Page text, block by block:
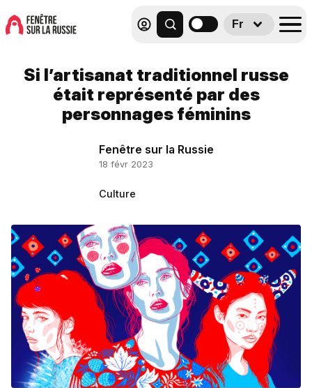
Fr
Si l’artisanat traditionnel russe
était représenté par des
personnages féminins
Fenêtre sur la Russie
18 févr 2023
Culture